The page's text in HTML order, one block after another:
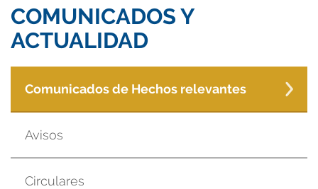
COMUNICADOS Y
ACTUALIDAD
Comunicados de Hechos relevantes
Avisos
Circulares